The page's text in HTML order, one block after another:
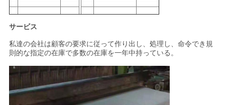
サービス
私達の会社は顧客の要求に従って作り出し、処理し、命令でき規
則的な指定の在庫で多数の在庫を一年中持っている。